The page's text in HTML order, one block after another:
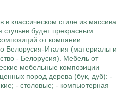
в классическом стиле из массива
стульев будет прекрасным
от компании
Белорусия-Италия (материалы и
- Белорусия). Мебель от
мебельные композиции
пород дерева (бук, дуб): -
- столовые; - компьютерная